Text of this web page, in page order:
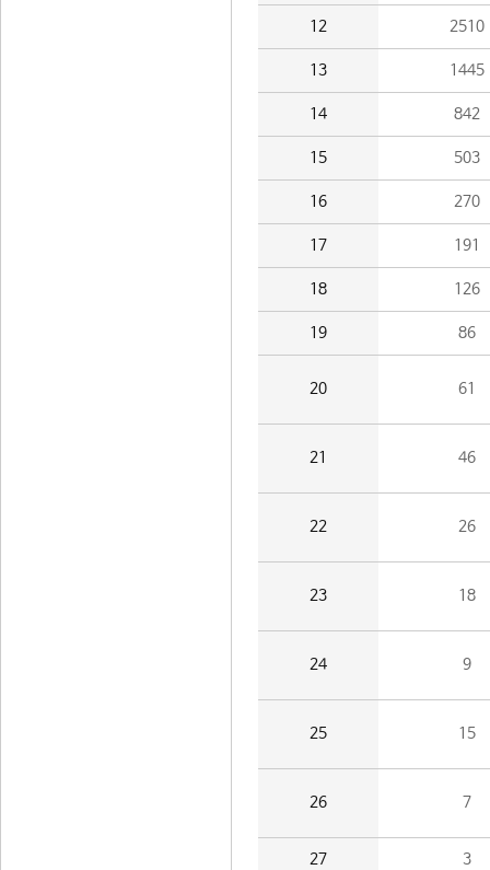
12 2510
13 1445
14 842
15 503
16 270
17 191
18 126
19 86
20 61
21 46
22 26
23 18
24 9
25 15
26 7
27 3